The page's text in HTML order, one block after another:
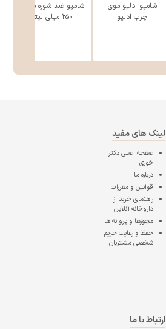
شامپو ادلیو موی
چرب ادلیو
شامپو ضد شوره سینره
۲۵۰ میلی لیتر
لینک های مفید
صفحه اصلیدکتر
خوری
درباره ما
قوانین و مقررات
راهنمای خرید از
داروخانه آنلاین
مجوزها و پروانه ها
حفظ و رعایت حریم
شخصی مشتریان
ارتباط با ما